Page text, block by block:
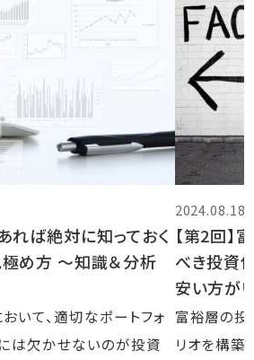
れば絶対に知っておく
め方 〜知識＆分析
いて、適切なポートフォ
は欠かせないのが投資
2024.08.18
【第2回】
べき投資
安い方が
富裕層の投
リオを構